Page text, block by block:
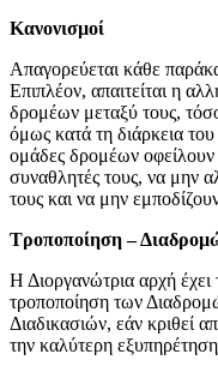
Κανονισµοί
Απαγορεύεται κάθε
Επιπλέον, απαιτείται η
δρομέων μεταξύ τους,
όμως κατά τη διάρκεια
ομάδες δρομέων οφείλουν
συναθλητές τους, να μην
τους και να μην
Τροποποίηση –
Η Διοργανώτρια αρχή
τροποποίηση των
Διαδικασιών, εάν κριθεί
την καλύτερη